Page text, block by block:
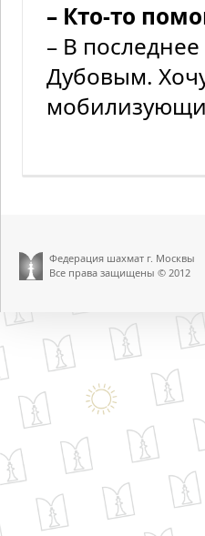
– Кто-то
– В
Дубовым.
Федерация шахмат г. Москвы
Все права защищены © 2012